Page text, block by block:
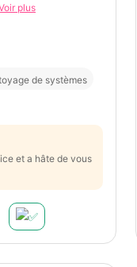
plus
de systèmes
et a hâte de vous